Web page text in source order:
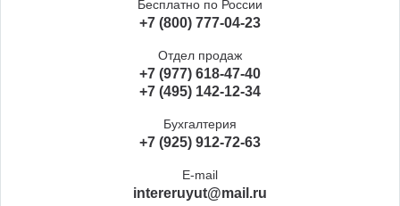
Бесплатно по России
+7 (800) 777-04-23
Отдел продаж
+7 (977) 618-47-40
+7 (495) 142-12-34
Бухгалтерия
+7 (925) 912-72-63
E-mail
intereruyut@mail.ru